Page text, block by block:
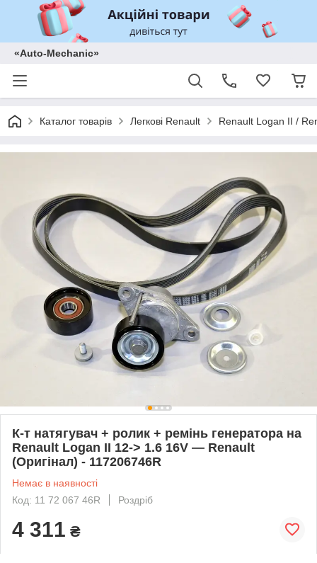
«Auto-Mechanic»
Каталог товарів Легкові Renault Renault Logan II /
К-т натягувач + ролик + ремінь генератора на
Renault Logan II 12-> 1.6 16V — Renault
(Оригінал) - 117206746R
Немає в наявності
Код: 11 72 067 46R
Роздріб
4 311 ₴